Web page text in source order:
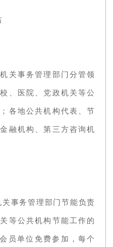
关事务管理部门分管领
、医院、党政机关等公
各地公共机构代表、节
融机构、第三方咨询机
事务管理部门节能负责
等公共机构节能工作的
员单位免费参加，每个